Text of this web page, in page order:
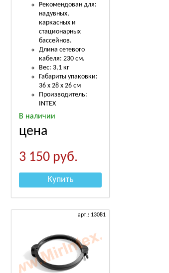
Рекомендован для:
надувных,
каркасных и
стационарных
бассейнов.
Длина сетевого
кабеля: 230 см.
Вес: 3,1 кг
Габариты упаковки:
36 х 28 х 26 см
Производитель:
INTEX
В наличии
цена
3 150 руб.
Купить
арт.: 13081